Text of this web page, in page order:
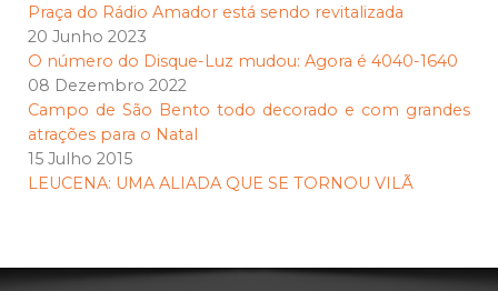
Praça do Rádio Amador está sendo revitalizada
20 Junho 2023
O número do Disque-Luz mudou: Agora é 4040-1640
08 Dezembro 2022
Campo de São Bento todo decorado e com grandes
atrações para o Natal
15 Julho 2015
LEUCENA: UMA ALIADA QUE SE TORNOU VILÃ